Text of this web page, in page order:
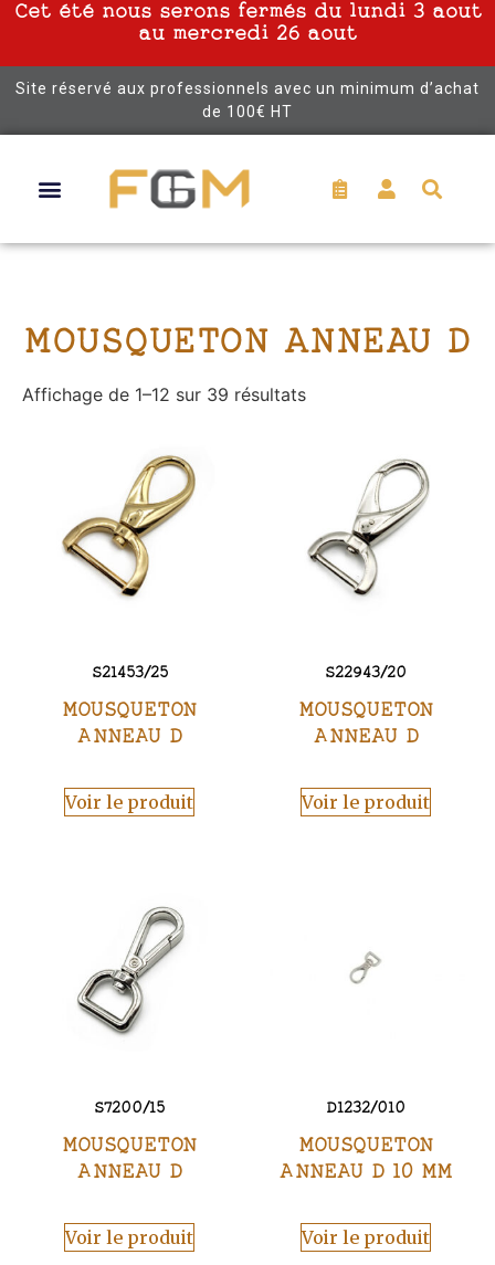
Cet été nous serons fermés du lundi 3 aout
au mercredi 26 aout
Site réservé aux professionnels avec un minimum d’achat
de 100€ HT
MOUSQUETON ANNEAU D
Affichage de 1–12 sur 39 résultats
S21453/25
MOUSQUETON
ANNEAU D
Voir le produit
S22943/20
MOUSQUETON
ANNEAU D
Voir le produit
S7200/15
MOUSQUETON
ANNEAU D
Voir le produit
D1232/010
MOUSQUETON
ANNEAU D 10 MM
Voir le produit